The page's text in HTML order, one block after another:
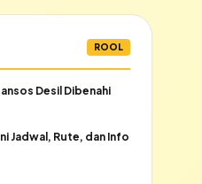
ROOL
Desil Dibenahi
Jadwal, Rute, dan Info